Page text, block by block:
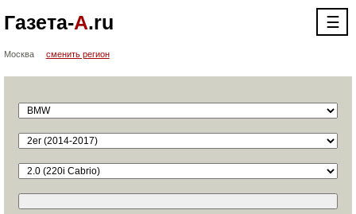
Газета-А.ru ☰
Москва сменить регион